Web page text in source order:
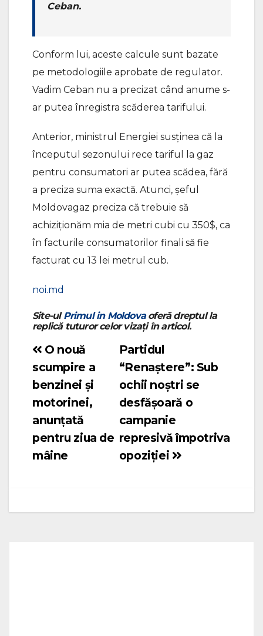
Ceban.
Conform lui, aceste calcule sunt bazate
pe metodologiile aprobate de regulator.
Vadim Ceban nu a precizat când anume s-
ar putea înregistra scăderea tarifului.
Anterior, ministrul Energiei susținea că la
începutul sezonului rece tariful la gaz
pentru consumatori ar putea scădea, fără
a preciza suma exactă. Atunci, șeful
Moldovagaz preciza că trebuie să
achiziționăm mia de metri cubi cu 350$, ca
în facturile consumatorilor finali să fie
facturat cu 13 lei metrul cub.
noi.md
Site-ulPrimul in Moldovaoferă dreptul la
replică tuturor celor vizați în articol.
Navigare
în
articole
Partidul
“Renaștere”: Sub
ochii noștri se
desfășoară o
campanie
represivă împotriva
opoziției
O nouă
scumpire a
benzinei și
motorinei,
anunțată
pentru ziua de
mâine